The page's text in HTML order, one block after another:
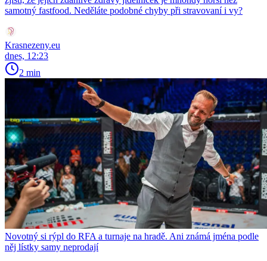
samotný fastfood. Neděláte podobné chyby při stravovaní i vy?
Krasnezeny.eu
dnes, 12:23
2 min
Novotný si rýpl do RFA a turnaje na hradě. Ani známá jména podle
něj lístky samy neprodají